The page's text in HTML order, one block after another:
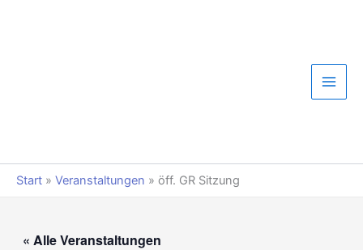
Start » Veranstaltungen » öff. GR Sitzung
« Alle Veranstaltungen